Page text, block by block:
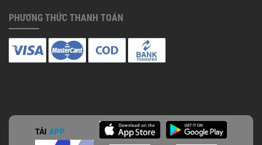
PHƯƠNG THỨC THANH TOÁN
TẢI APP